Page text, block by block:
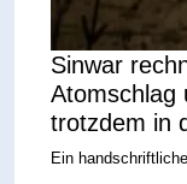
Sinwar
Atomschlag
trotzdem in
Ein